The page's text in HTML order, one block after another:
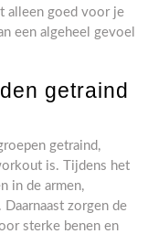
alleen goed voor je
een algeheel gevoel
getraind
getraind,
is. Tijdens het
in de armen,
zorgen de
sterke benen en